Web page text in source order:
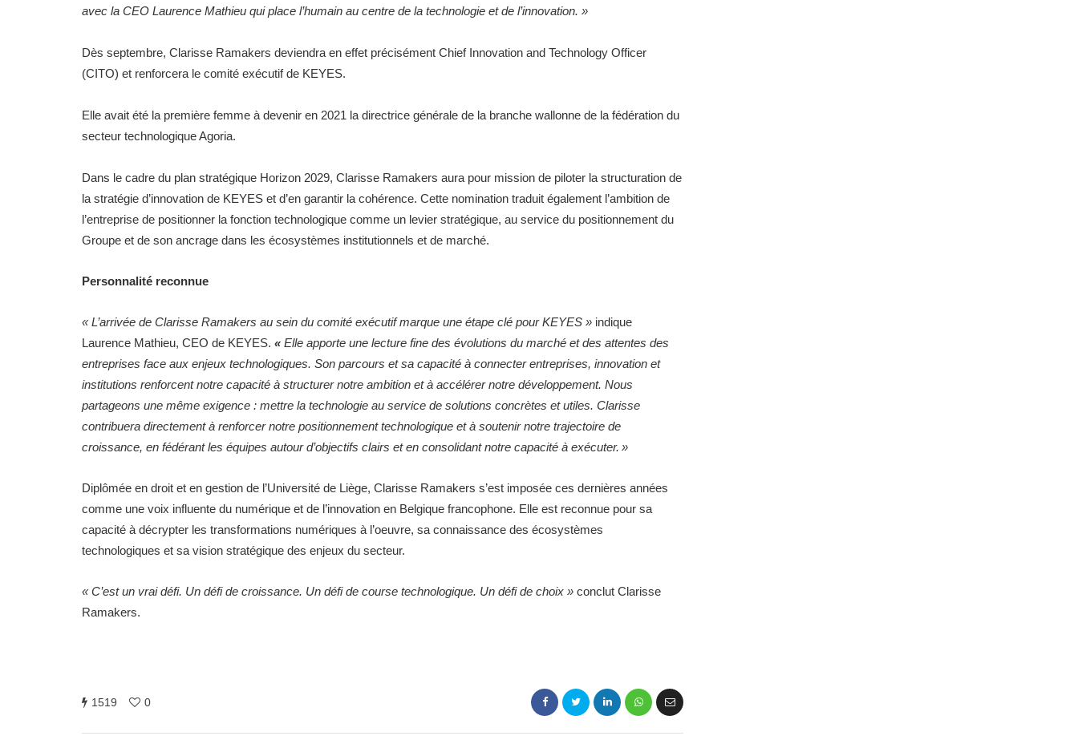
avec la CEO Laurence Mathieu qui place l’humain au centre de la technologie et de l’innovation. »
Dès septembre, Clarisse Ramakers deviendra en effet précisément Chief Innovation and Technology Officer
(CITO) et renforcera le comité exécutif de KEYES.
Elle avait été la première femme à devenir en 2021 la directrice générale de la branche wallonne de la fédération du
secteur technologique Agoria.
Dans le cadre du plan stratégique Horizon 2029, Clarisse Ramakers aura pour mission de piloter la structuration de
la stratégie d’innovation de KEYES et d’en garantir la cohérence. Cette nomination traduit également l’ambition de
l’entreprise de positionner la fonction technologique comme un levier stratégique, au service du positionnement du
Groupe et de son ancrage dans les écosystèmes institutionnels et de marché.
Personnalité reconnue
« L’arrivée de Clarisse Ramakers au sein du comité exécutif marque une étape clé pour KEYES » indique
Laurence Mathieu, CEO de KEYES. « Elle apporte une lecture fine des évolutions du marché et des attentes des
entreprises face aux enjeux technologiques. Son parcours et sa capacité à connecter entreprises, innovation et
institutions renforcent notre capacité à structurer notre ambition et à accélérer notre développement. Nous
partageons une même exigence : mettre la technologie au service de solutions concrètes et utiles. Clarisse
contribuera directement à renforcer notre positionnement technologique et à soutenir notre trajectoire de
croissance, en fédérant les équipes autour d’objectifs clairs et en consolidant notre capacité à exécuter. »
Diplômée en droit et en gestion de l’Université de Liège, Clarisse Ramakers s’est imposée ces dernières années
comme une voix influente du numérique et de l’innovation en Belgique francophone. Elle est reconnue pour sa
capacité à décrypter les transformations numériques à l’oeuvre, sa connaissance des écosystèmes
technologiques et sa vision stratégique des enjeux du secteur.
« C’est un vrai défi. Un défi de croissance. Un défi de course technologique. Un défi de choix » conclut Clarisse
Ramakers.
1519 0